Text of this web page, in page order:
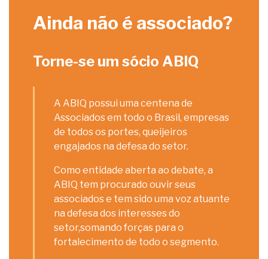
Ainda não é associado?
Torne-se um sócio ABIQ
A ABIQ possui uma centena de
Associados em todo o Brasil, empresas
de todos os portes, queijeiros
engajados na defesa do setor.
Como entidade aberta ao debate, a
ABIQ tem procurado ouvir seus
associados e tem sido uma voz atuante
na defesa dos interesses do
setor,somando forças para o
fortalecimento de todo o segmento.